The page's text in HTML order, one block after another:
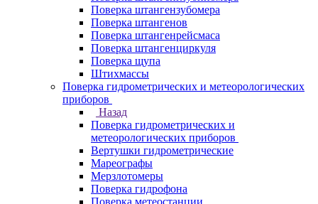
Поверка штангензубомера
Поверка штангенов
Поверка штангенрейсмаса
Поверка штангенциркуля
Поверка щупа
Штихмассы
Поверка гидрометрических и метеорологических
приборов
Назад
Поверка гидрометрических и
метеорологических приборов
Вертушки гидрометрические
Мареографы
Мерзлотомеры
Поверка гидрофона
Поверка метеостанции